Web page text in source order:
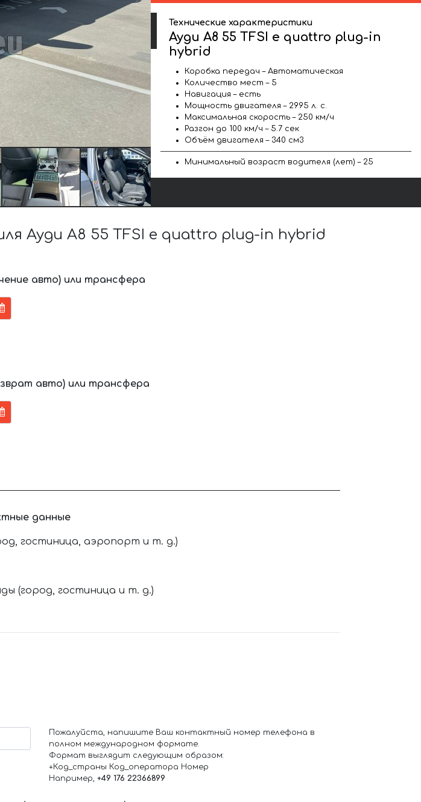
Технические характеристики
Ауди A8 55 TFSI e quattro plug-in
hybrid
Коробка передач – Автоматическая
Количество мест – 5
Навигация – есть
Мощность двигателя – 2995 л. с.
Максимальная скорость – 250 км/ч
Разгон до 100 км/ч – 5.7 сек
Объём двигателя – 340 см3
Минимальный возраст водителя (лет) – 25
Ауди A8 55 TFSI e quattro plug-in hybrid
авто) или трансфера
авто) или трансфера
данные
гостиница, аэропорт и т. д.)
(город, гостиница и т. д.)
Пожалуйста, напишите Ваш контактный номер телефона в
полном международном формате.
Формат выглядит следующим образом:
+Код_страны Код_оператора Номер
Например, +49 176 22366899